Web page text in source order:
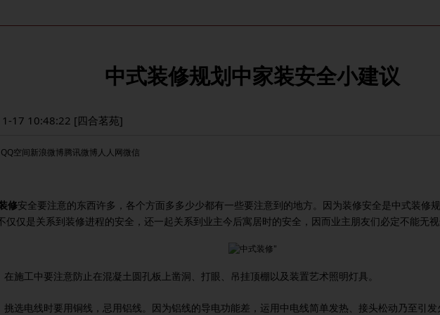
中式装修规划中家装安全小建议
17 10:48:22 [四合茗苑]
QQ空间新浪微博腾讯微博人人网微信
修安全要注意的东西许多，各个方面多多少少都有一些要注意到的地方。因为装修安全是中式装修
仅仅是关系到 装修进程的安全，还一起关系到业主今后寓居时的安全，因而业主朋友们必定不能无
在施工中要注意防止在混凝土圆孔板上凿洞、打眼、吊挂顶棚以及装置艺术照明灯具。
挑选电线时要用铜线，忌用铝线。因为铝线的导电功能差，运用中电线简单发热、接头松动乃至引